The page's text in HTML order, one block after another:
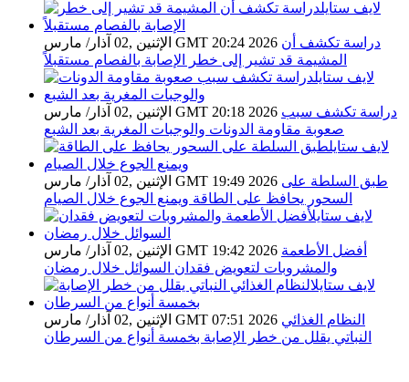
الإثنين ,02 آذار/ مارس GMT 20:24 2026 دراسة تكشف أن
المشيمة قد تشير إلى خطر الإصابة بالفصام مستقبلاً
الإثنين ,02 آذار/ مارس GMT 20:18 2026 دراسة تكشف سبب
صعوبة مقاومة الدونات والوجبات المغرية بعد الشبع
الإثنين ,02 آذار/ مارس GMT 19:49 2026 طبق السلطة على
السحور يحافظ على الطاقة ويمنع الجوع خلال الصيام
الإثنين ,02 آذار/ مارس GMT 19:42 2026 أفضل الأطعمة
والمشروبات لتعويض فقدان السوائل خلال رمضان
الإثنين ,02 آذار/ مارس GMT 07:51 2026 النظام الغذائي
النباتي يقلل من خطر الإصابة بخمسة أنواع من السرطان